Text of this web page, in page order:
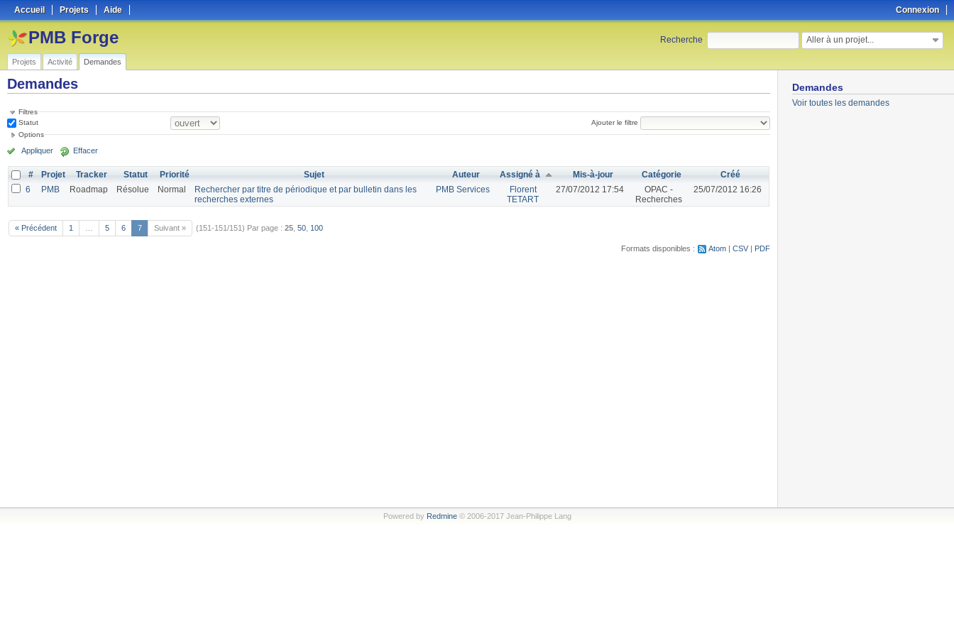
Connexion
Accueil Projets Aide
Recherche: Aller à un projet...
PMB Forge
Projets Activité Demandes
Demandes
Voir toutes les demandes
Demandes
Filtres
Statut
Ajouter le filtre
Options
Appliquer Effacer
# Projet Tracker Statut Priorité Sujet Auteur Assigné à Mis-à-jour Catégorie
Créé
6
PMB Roadmap Résolue Normal
Rechercher par titre de périodique et par bulletin dans les
recherches externes
PMB Services
Florent
TETART
27/07/2012 17:54
OPAC -
Recherches
25/07/2012 16:26
« Précédent 1 5 6 7 Suivant » (151-151/151) Par page : 25 50 100
Formats disponibles : Atom CSV PDF
Powered by Redmine© 2006-2017 Jean-Philippe Lang